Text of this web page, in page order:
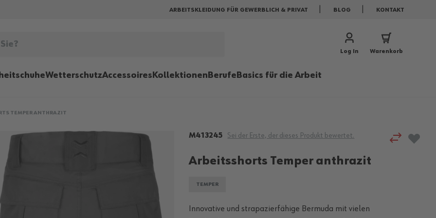
ARBEITSKLEIDUNG FÜR GEWERBLICH & PRIVAT BLOG KONTAKT
Log In Warenkorb
WetterschutzAccessoires Kollektionen Berufe Basics für die Arbeit
TEMPER ANTHRAZIT
M413245 Sei der Erste, der dieses Produkt bewertet.
Arbeitsshorts Temper anthrazit
TEMPER
Innovative und strapazierfähige Bermuda mit vielen